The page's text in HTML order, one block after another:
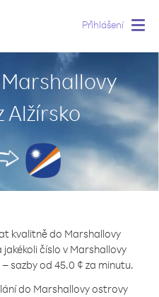
Přihlášení
Alžírsko
kvalitně do Marshallovy
jakékoli číslo v Marshallovy
sazby od 45.0 ¢ za minutu.
do Marshallovy ostrovy